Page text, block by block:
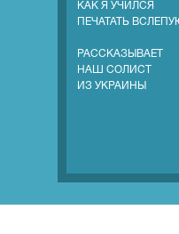
КАК Я УЧИЛСЯ
ПЕЧАТАТЬ
РАССКАЗЫВАЕТ
НАШ СОЛИСТ
ИЗ УКРАИНЫ